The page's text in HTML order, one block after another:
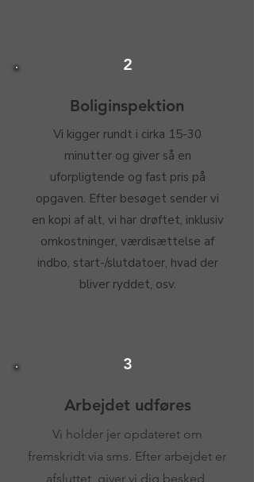
2
Boliginspektion
Vi kigger rundt i cirka 15-30
minutter og giver så en
uforpligtende og fast pris på
opgaven. Efter besøget sender vi
en kopi af alt, vi har drøftet, inklusiv
omkostninger, værdisættelse af
indbo, start-/slutdatoer, hvad der
bliver ryddet, osv.
3
Arbejdet udføres
Vi holder jer opdateret om
fremskridt via sms. Efter arbejdet er
afsluttet, giver vi dig besked,